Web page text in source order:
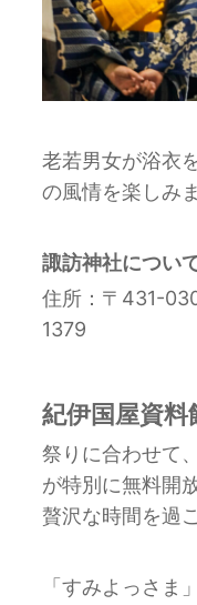
老若男女が浴衣
の風情を楽しみ
諏訪神社につい
住所：〒431-
1379
紀伊国屋資
祭りに合わせて
が特別に無料開
贅沢な時間を過
「すみよっさま